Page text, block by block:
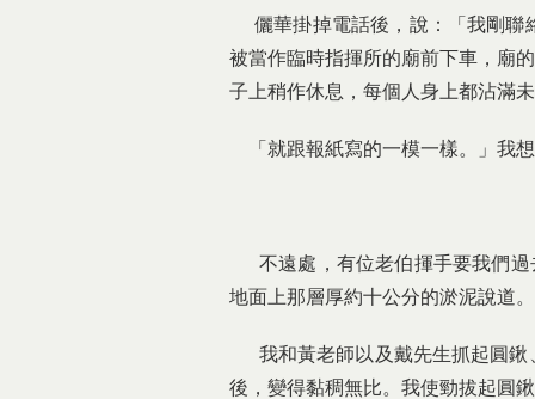
儷華掛掉電話後，說：「我剛聯
被當作臨時指揮所的廟前下車，廟
子上稍作休息，每個人身上都沾滿
「就跟報紙寫的一模一樣。」我
不遠處，有位老伯揮手要我們過
地面上那層厚約十公分的淤泥說道。
我和黃老師以及戴先生抓起圓鍬
後，變得黏稠無比。我使勁拔起圓